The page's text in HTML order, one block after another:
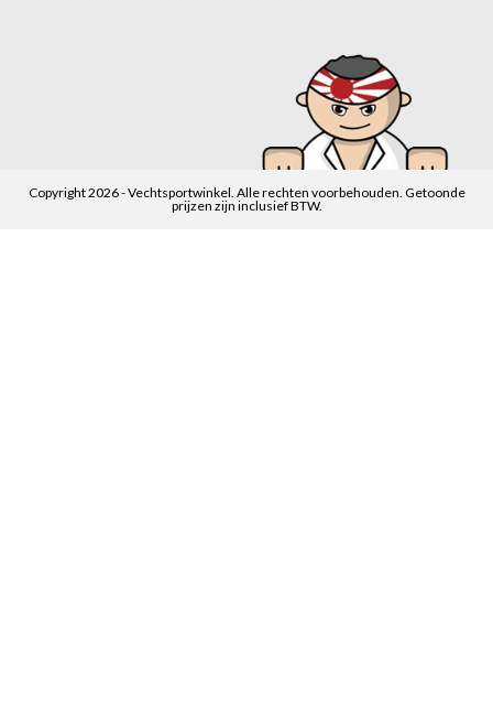
Copyright 2026 - Vechtsportwinkel. Alle rechten voorbehouden. Getoonde
prijzen zijn inclusief BTW.